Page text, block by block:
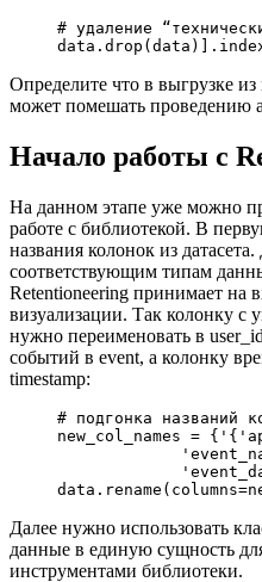
# удаление
Определите что в выгрузке
может помешать проведению
Начало работы с
На данном этапе уже можно
работе с библиотекой. В
названия колонок из датасета.
соответствующим типам
Retentioneering принимает на
визуализации. Так колонку с
нужно переименовать в
событий в event, а колонку
timestamp:
# подгонка названий
new_col_names = { '{'
data.rename( columns=
Далее нужно использовать
данные в единую сущность
инструментами библиотеки.